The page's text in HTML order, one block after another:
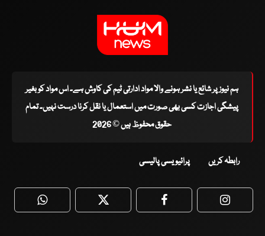
ہم نیوز پر شائع یا نشر ہونے والا مواد ادارتی ٹیم کی کاوش ہے۔ اس مواد کو بغیر
پیشگی اجازت کسی بھی صورت میں استعمال یا نقل کرنا درست نہیں۔ تمام
حقوق محفوظ ہیں © 2026
رابطہ کریں پرائیویسی پالیسی
WhatsApp Twitter Facebook